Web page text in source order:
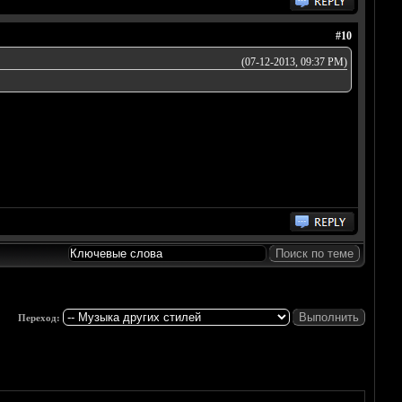
#10
(07-12-2013, 09:37 PM)
Переход: